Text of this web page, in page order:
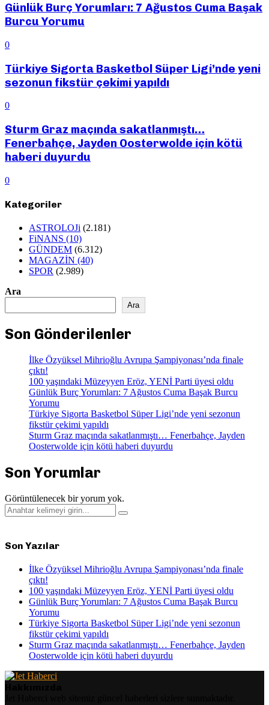
Günlük Burç Yorumları: 7 Ağustos Cuma Başak
Burcu Yorumu
0
Türkiye Sigorta Basketbol Süper Ligi’nde yeni
sezonun fikstür çekimi yapıldı
0
Sturm Graz maçında sakatlanmıştı…
Fenerbahçe, Jayden Oosterwolde için kötü
haberi duyurdu
0
Kategoriler
ASTROLOJi (2.181)
FiNANS (10)
GÜNDEM (6.312)
MAGAZİN (40)
SPOR (2.989)
Ara
Ara
Son Gönderilenler
İlke Özyüksel Mihrioğlu Avrupa Şampiyonası’nda finale
çıktı!
100 yaşındaki Müzeyyen Eröz, YENİ Parti üyesi oldu
Günlük Burç Yorumları: 7 Ağustos Cuma Başak Burcu
Yorumu
Türkiye Sigorta Basketbol Süper Ligi’nde yeni sezonun
fikstür çekimi yapıldı
Sturm Graz maçında sakatlanmıştı… Fenerbahçe, Jayden
Oosterwolde için kötü haberi duyurdu
Son Yorumlar
Görüntülenecek bir yorum yok.
Search
for:
Search
Son Yazılar
İlke Özyüksel Mihrioğlu Avrupa Şampiyonası’nda finale
çıktı!
100 yaşındaki Müzeyyen Eröz, YENİ Parti üyesi oldu
Günlük Burç Yorumları: 7 Ağustos Cuma Başak Burcu
Yorumu
Türkiye Sigorta Basketbol Süper Ligi’nde yeni sezonun
fikstür çekimi yapıldı
Sturm Graz maçında sakatlanmıştı… Fenerbahçe, Jayden
Oosterwolde için kötü haberi duyurdu